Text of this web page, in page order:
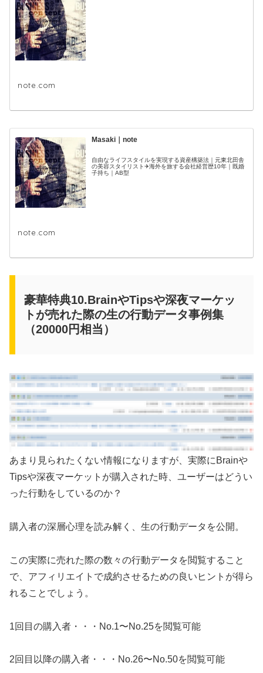
note.com
Masaki｜note
自由なライフスタイルを実現する資産構築法｜元東北田舎
の美容スタイリスト✈海外を旅する会社経営歴10年｜既婚
子持ち｜AB型
note.com
豪華特典10.BrainやTipsや深夜マーケッ
トが売れた際の生の行動データ事例集
（20000円相当）
あまり見られたくない情報になりますが、実際にBrainや
Tipsや深夜マーケットが購入された時、ユーザーはどうい
った行動をしているのか？
購入者の深層心理を読み解く、生の行動データを公開。
この実際に売れた際の数々の行動データを閲覧すること
で、アフィリエイトで成約させるための良いヒントが得ら
れることでしょう。
1回目の購入者・・・No.1〜No.25を閲覧可能
2回目以降の購入者・・・No.26〜No.50を閲覧可能